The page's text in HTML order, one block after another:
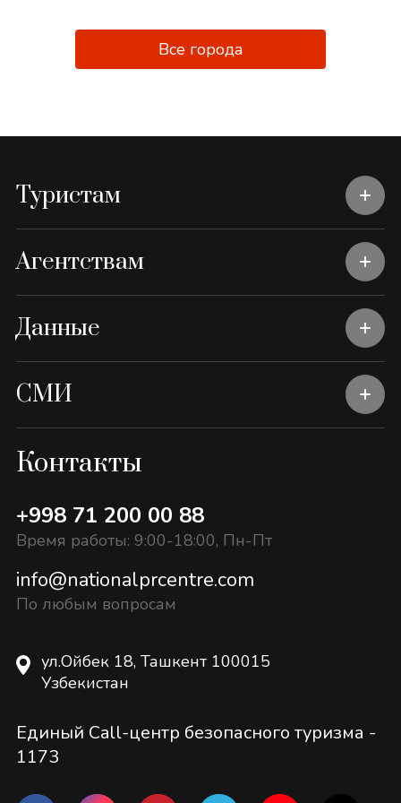
Все города
Туристам
Агентствам
Данные
СМИ
Контакты
+998 71 200 00 88
Время работы: 9:00-18:00, Пн-Пт
info@nationalprcentre.com
По любым вопросам
ул.Ойбек 18, Ташкент 100015
Узбекистан
Единый Call-центр безопасного туризма -
1173